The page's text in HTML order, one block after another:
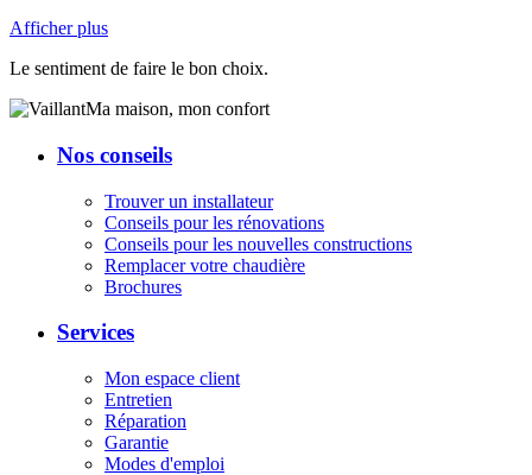
Afficher plus
Le sentiment de faire le bon choix.
Ma maison, mon confort
Nos conseils
Trouver un installateur
Conseils pour les rénovations
Conseils pour les nouvelles constructions
Remplacer votre chaudière
Brochures
Services
Mon espace client
Entretien
Réparation
Garantie
Modes d'emploi